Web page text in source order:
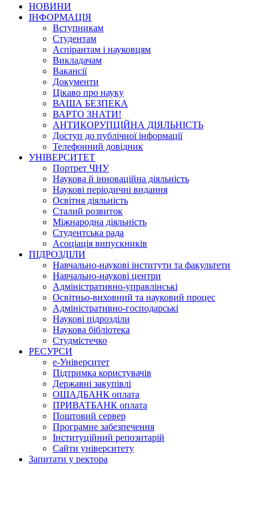
НОВИНИ
ІНФОРМАЦІЯ
Вступникам
Студентам
Аспірантам і науковцям
Викладачам
Вакансії
Документи
Цікаво про науку
ВАША БЕЗПЕКА
ВАРТО ЗНАТИ!
АНТИКОРУПЦІЙНА ДІЯЛЬНІСТЬ
Доступ до публічної інформації
Телефонний довідник
УНІВЕРСИТЕТ
Портрет ЧНУ
Наукова й інноваційна діяльність
Наукові періодичні видання
Освітня діяльність
Сталий розвиток
Міжнародна діяльність
Студентська рада
Асоціація випускників
ПІДРОЗДІЛИ
Навчально-наукові інститути та факультети
Навчально-наукові центри
Адміністративно-управлінські
Освітньо-виховний та науковий процес
Адміністративно-господарські
Наукові підрозділи
Наукова бібліотека
Студмістечко
РЕСУРСИ
е-Університет
Підтримка користувачів
Державні закупівлі
ОЩАДБАНК оплата
ПРИВАТБАНК оплата
Поштовий сервер
Програмне забезпечення
Інституційний репозитарій
Сайти університету
Запитати у ректора